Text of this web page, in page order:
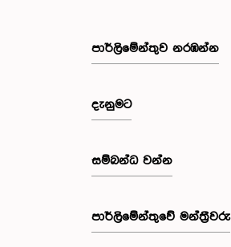
පාර්ලි‌මේන්තුව නරඹන්න
දැනුමට
සම්බන්ධ වන්න
පාර්ලි‌මේන්තුවේ මන්ත්‍රීවරු